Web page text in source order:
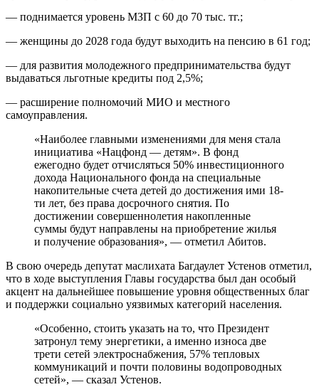
— поднимается уровень МЗП с 60 до 70 тыс. тг.;
— женщины до 2028 года будут выходить на пенсию в 61 год;
— для развития молодежного предпринимательства будут
выдаваться льготные кредиты под 2,5%;
— расширение полномочий МИО и местного
самоуправления.
«Наиболее главными изменениями для меня стала
инициатива «Нацфонд — детям». В фонд
ежегодно будет отчисляться 50% инвестиционного
дохода Национального фонда на специальные
накопительные счета детей до достижения ими 18-
ти лет, без права досрочного снятия. По
достижении совершеннолетия накопленные
суммы будут направлены на приобретение жилья
и получение образования», — отметил Абитов.
В свою очередь депутат маслихата Багдаулет Устенов отметил,
что в ходе выступления Главы государства был дан особый
акцент на дальнейшее повышение уровня общественных благ
и поддержки социально уязвимых категорий населения.
«Особенно, стоить указать на то, что Президент
затронул тему энергетики, а именно износа две
трети сетей электроснабжения, 57% тепловых
коммуникаций и почти половины водопроводных
сетей», — сказал Устенов.